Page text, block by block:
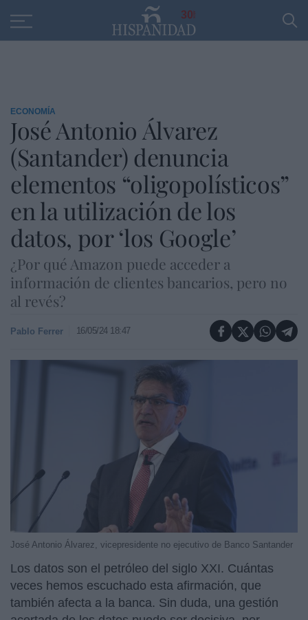
30
ECONOMÍA
José Antonio Álvarez
(Santander) denuncia
elementos “oligopolísticos”
en la utilización de los
datos, por ‘los Google’
¿Por qué Amazon puede acceder a
información de clientes bancarios, pero no
al revés?
Pablo Ferrer 16/05/24 18:47
José Antonio Álvarez, vicepresidente no ejecutivo de Banco Santander
Los datos son el petróleo del siglo XXI. Cuántas
veces hemos escuchado esta afirmación, que
también afecta a la banca. Sin duda, una gestión